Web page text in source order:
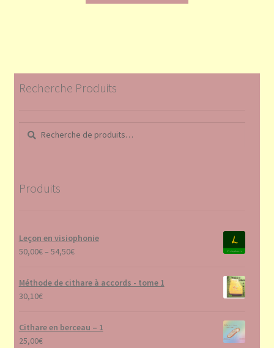
Recherche Produits
Recherche
pour :
Recherche
Produits
Leçon en visiophonie
50,00€– 54,50€
Méthode de cithare à accords - tome 1
30,10€
Cithare en berceau – 1
25,00€